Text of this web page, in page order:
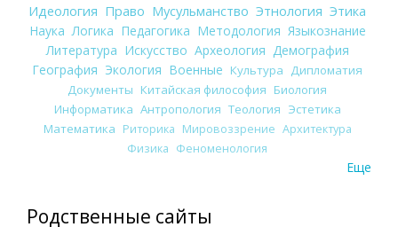
Идеология Право Мусульманство Этнология Этика
Наука Логика Педагогика Методология Языкознание
Литература Искусство Археология Демография
География Экология Военные Культура
Дипломатия
Документы Китайская философия Биология
Информатика Антропология Теология Эстетика
Математика Риторика Мировоззрение Архитектура
Физика Феноменология
Еще
Родственные сайты